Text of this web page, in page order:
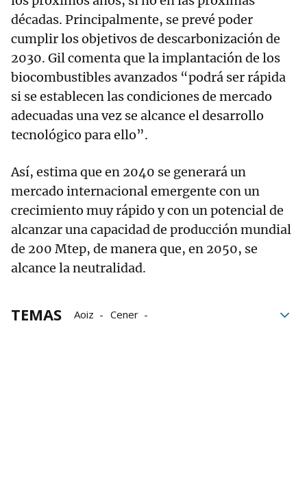
décadas. Principalmente, se prevé poder
cumplir los objetivos de descarbonización de
2030. Gil comenta que la implantación de los
biocombustibles avanzados “podrá ser rápida
si se establecen las condiciones de mercado
adecuadas una vez se alcance el desarrollo
tecnológico para ello”.
Así, estima que en 2040 se generará un
mercado internacional emergente con un
crecimiento muy rápido y con un potencial de
alcanzar una capacidad de producción mundial
de 200 Mtep, de manera que, en 2050, se
alcance la neutralidad.
TEMAS Aoiz
Cener